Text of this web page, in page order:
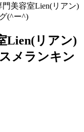
美容室Lien(リアン)
(^ー^)
Lien(リアン)
メランキン